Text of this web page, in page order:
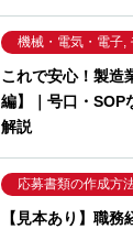
機械・電気・電子,
これで安心！製造
編】｜号口・SOP
解説
応募書類の作成方
【見本あり】職